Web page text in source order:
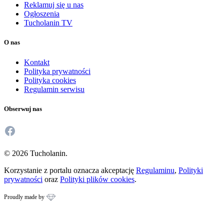
Reklamuj się u nas
Ogłoszenia
Tucholanin TV
O nas
Kontakt
Polityka prywatności
Polityka cookies
Regulamin serwisu
Obserwuj nas
Facebook
© 2026 Tucholanin.
Korzystanie z portalu oznacza akceptację Regulaminu, Polityki
prywatności oraz Polityki plików cookies.
Proudly made by